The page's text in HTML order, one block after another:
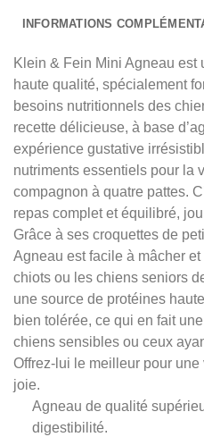
INFORMATIONS
Klein & Fein Mini Agneau est
haute qualité, spécialement
besoins nutritionnels des
recette délicieuse, à base
expérience gustative
nutriments essentiels pour la
compagnon à quatre pattes.
repas complet et équilibré,
Grâce à ses croquettes de
Agneau est facile à mâcher
chiots ou les chiens seniors
une source de protéines
bien tolérée, ce qui en fait
chiens sensibles ou ceux
Offrez-lui le meilleur pour une
joie.
Agneau de qualité
digestibilité.